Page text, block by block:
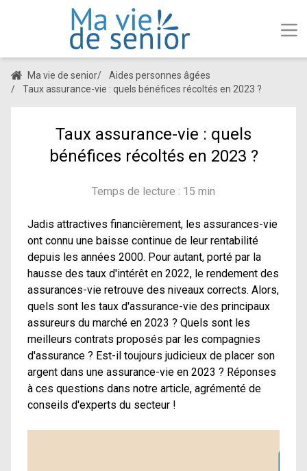
Ma vie de senior/
Aides personnes âgées
/
Taux assurance-vie : quels bénéfices récoltés en 2023 ?
Taux assurance-vie : quels
bénéfices récoltés en 2023 ?
Temps de lecture : 15 min
Jadis attractives financièrement, les assurances-vie
ont connu une baisse continue de leur rentabilité
depuis les années 2000. Pour autant, porté par la
hausse des taux d'intérêt en 2022, le rendement des
assurances-vie retrouve des niveaux corrects. Alors,
quels sont les taux d'assurance-vie des principaux
assureurs du marché en 2023 ? Quels sont les
meilleurs contrats proposés par les compagnies
d'assurance ? Est-il toujours judicieux de placer son
argent dans une assurance-vie en 2023 ? Réponses
à ces questions dans notre article, agrémenté de
conseils d'experts du secteur !